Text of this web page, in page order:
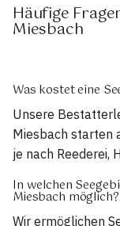
Häufige
Miesbach
Was kostet eine
Unsere
Miesbach starten
je nach Reederei,
In welchen
Miesbach möglich?
Wir ermöglichen